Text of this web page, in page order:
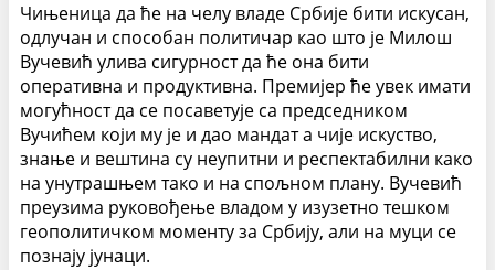
Чињеница да ће на челу владе Србије бити искусан,
одлучан и способан политичар као што је Милош
Вучевић улива сигурност да ће она бити
оперативна и продуктивна. Премијер ће увек имати
могућност да се посаветује са председником
Вучићем који му је и дао мандат а чије искуство,
знање и вештина су неупитни и респектабилни како
на унутрашњем тако и на спољном плану. Вучевић
преузима руковођење владом у изузетно тешком
геополитичком моменту за Србију, али на муци се
познају јунаци.